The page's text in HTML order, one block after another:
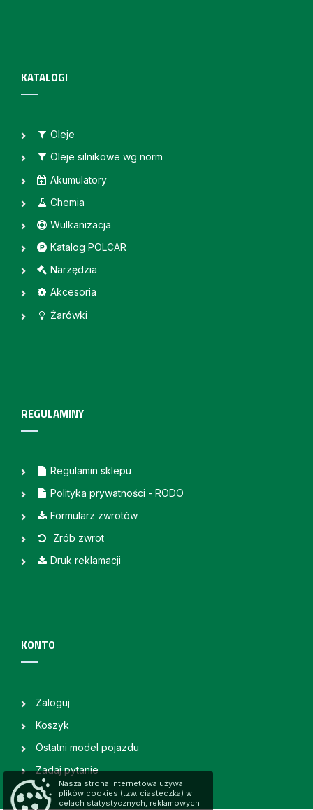
KATALOGI
Oleje
Oleje silnikowe wg norm
Akumulatory
Chemia
Wulkanizacja
Katalog POLCAR
Narzędzia
Akcesoria
Żarówki
REGULAMINY
Regulamin sklepu
Polityka prywatności - RODO
Formularz zwrotów
Zrób zwrot
Druk reklamacji
KONTO
Zaloguj
Koszyk
Ostatni model pojazdu
Zadaj pytanie
Nasza strona internetowa używa
plików cookies (tzw. ciasteczka) w
celach statystycznych, reklamowych